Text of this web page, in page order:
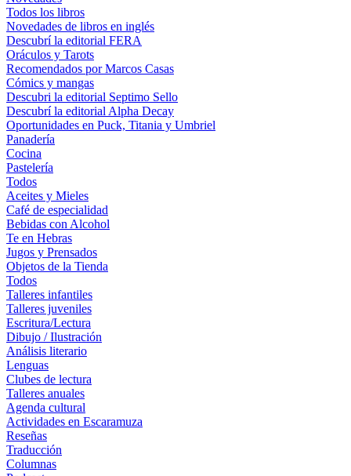
Todos los libros
Novedades de libros en inglés
Descubrí la editorial FERA
Oráculos y Tarots
Recomendados por Marcos Casas
Cómics y mangas
Descubri la editorial Septimo Sello
Descubrí la editorial Alpha Decay
Oportunidades en Puck, Titania y Umbriel
Panadería
Cocina
Pastelería
Todos
Aceites y Mieles
Café de especialidad
Bebidas con Alcohol
Te en Hebras
Jugos y Prensados
Objetos de la Tienda
Todos
Talleres infantiles
Talleres juveniles
Escritura/Lectura
Dibujo / Ilustración
Análisis literario
Lenguas
Clubes de lectura
Talleres anuales
Agenda cultural
Actividades en Escaramuza
Reseñas
Traducción
Columnas